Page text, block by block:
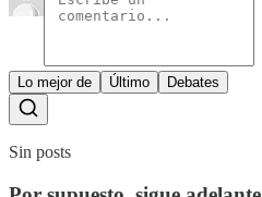
Lo mejor de Último Debates
Sin posts